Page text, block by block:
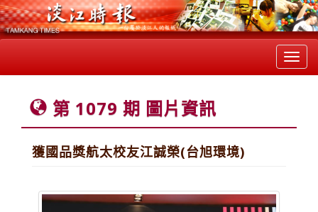
第 1079 期 圖片資訊
獲國品獎航太校友江誠榮(台旭環境)